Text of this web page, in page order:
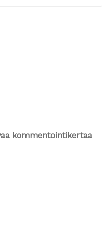
kommentointikertaa